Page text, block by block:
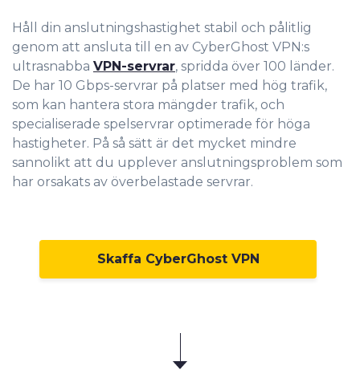
Håll din anslutningshastighet stabil och pålitlig
genom att ansluta till en av CyberGhost VPN:s
ultrasnabba VPN-servrar, spridda över 100 länder.
De har 10 Gbps-servrar på platser med hög trafik,
som kan hantera stora mängder trafik, och
specialiserade spelservrar optimerade för höga
hastigheter. På så sätt är det mycket mindre
sannolikt att du upplever anslutningsproblem som
har orsakats av överbelastade servrar.
Skaffa CyberGhost VPN